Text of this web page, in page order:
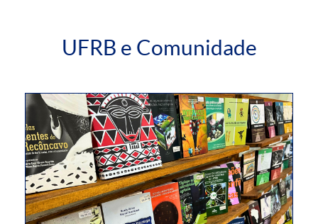
UFRB e Comunidade